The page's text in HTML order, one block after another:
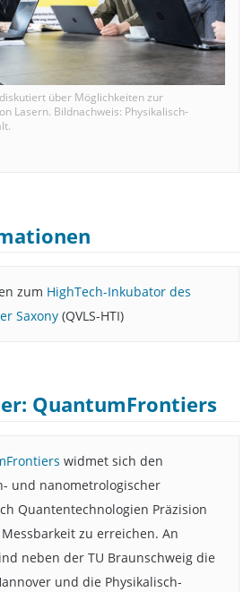
über Möglichkeiten zur
Lasern. Bildnachweis: Physikalisch-
zum HighTech-Inkubator des
Saxony(QVLS-HTI)
QuantumFrontiers
widmet sich den
und nanometrologischer
Quantentechnologien Präzision
zu erreichen. An
neben der TU Braunschweig die
und die Physikalisch-